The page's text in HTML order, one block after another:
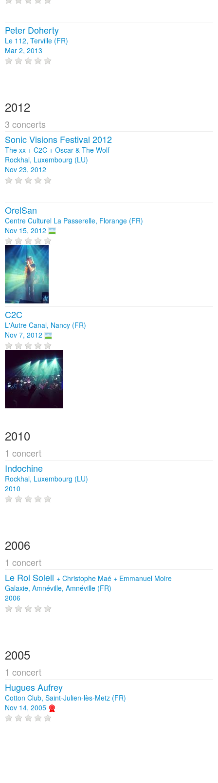
Peter Doherty
Le 112, Terville (FR)
Mar 2, 2013
2012
3 concerts
Sonic Visions Festival 2012
The xx + C2C + Oscar & The Wolf
Rockhal, Luxembourg (LU)
Nov 23, 2012
OrelSan
Centre Culturel La Passerelle, Florange (FR)
Nov 15, 2012
C2C
L'Autre Canal, Nancy (FR)
Nov 7, 2012
2010
1 concert
Indochine
Rockhal, Luxembourg (LU)
2010
2006
1 concert
Le Roi Soleil + Christophe Maé + Emmanuel Moire
Galaxie, Amnéville, Amnéville (FR)
2006
2005
1 concert
Hugues Aufrey
Cotton Club, Saint-Julien-lès-Metz (FR)
Nov 14, 2005